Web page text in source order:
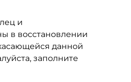
и
в восстановлении
данной
заполните